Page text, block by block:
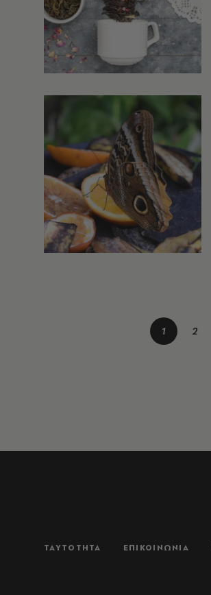
1 2
ΤΑΥΤΟΤΗΤΑ ΕΠΙΚΟΙΝΩΝΙΑ